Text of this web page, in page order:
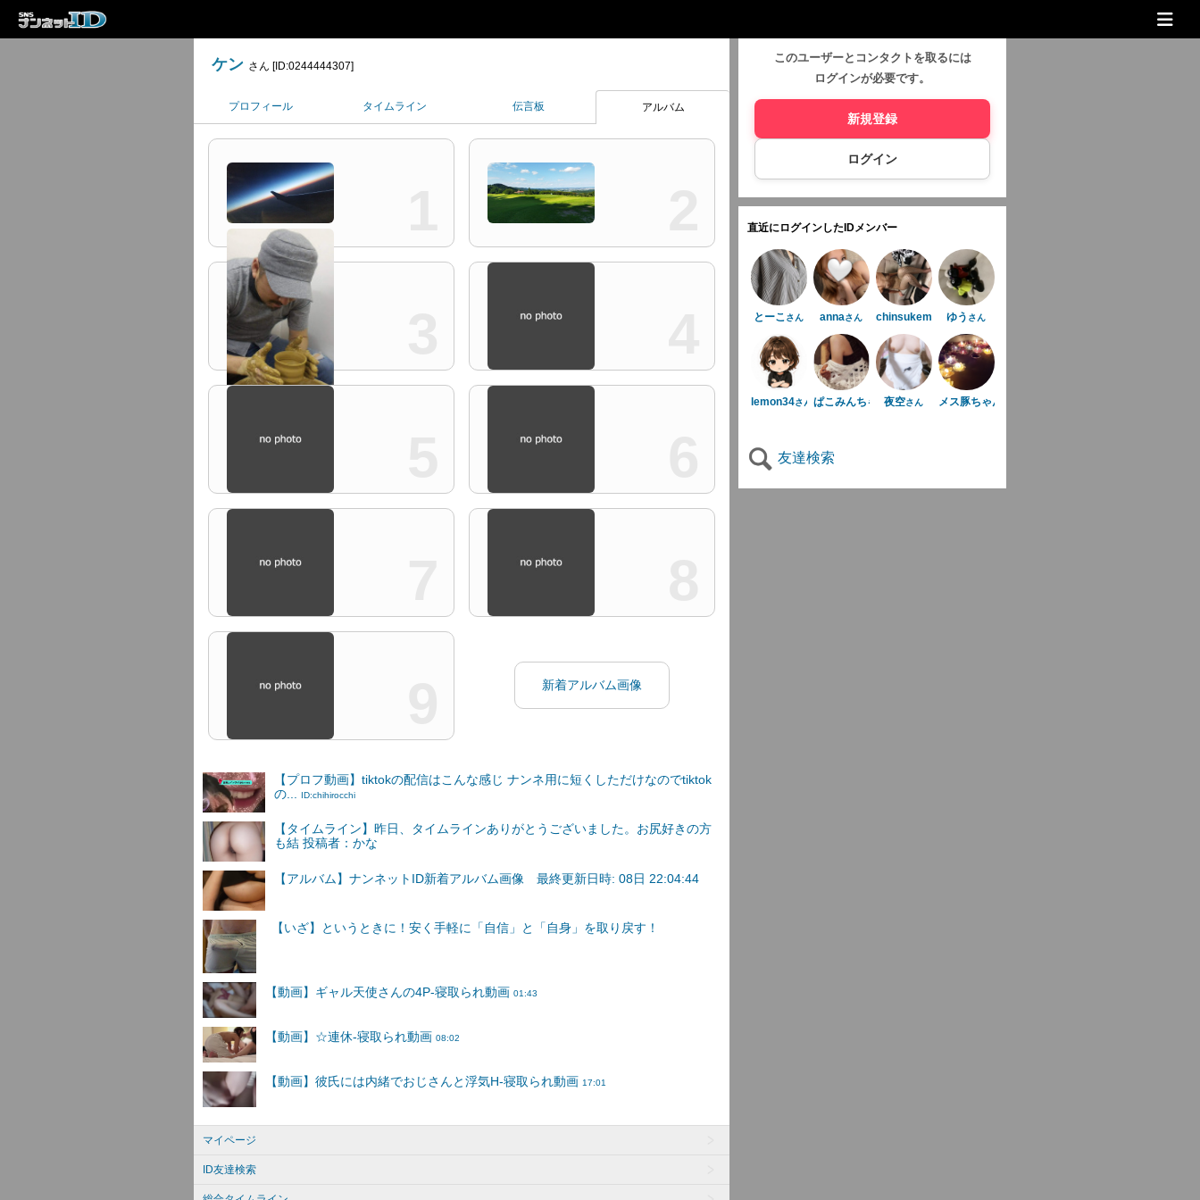
ケン さん [ID:0244444307]
プロフィール タイムライン 伝言板 アルバム
新着アルバム画像
【プロフ動画】tiktokの配信はこんな感じ ナンネ用に短くしただけなのでtiktok
の...
ID:chihirocchi
【タイムライン】昨日、タイムラインありがとうございました。お尻好きの方
も結 投稿者：かな
【アルバム】ナンネットID新着アルバム画像 最終更新日時: 08日 22:04:44
マイページ
ID友達検索
このユーザーとコンタクトを取るには
ログインが必要です。
新規登録
ログイン
直近にログインしたIDメンバー
とーこさん annaさん chinsukemansukeさん
ゆう さん
lemon34さん ぱこみんちゃんさん
夜空さん メス豚ちゃん
友達検索